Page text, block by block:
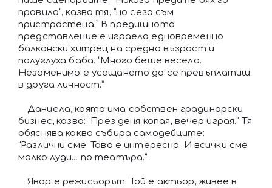
правила”, казва тя, “но сега съм
пристрастена.” В предишното
представление е играела едновременно
балкански хитрец на средна възраст и
полуглуха баба. “Много беше весело.
Незаменимо е усещането да се превъплатиш
в друга личност.”
Даниела, която има собствен градинарски
бизнес, казва: “През деня копая, вечер играя.” Тя
обяснява какво събира самодейците:
“Различни сме. Това е интересно. И всички сме
малко луди… по театъра.”
Явор е режисьорът. Той е актьор, живее в